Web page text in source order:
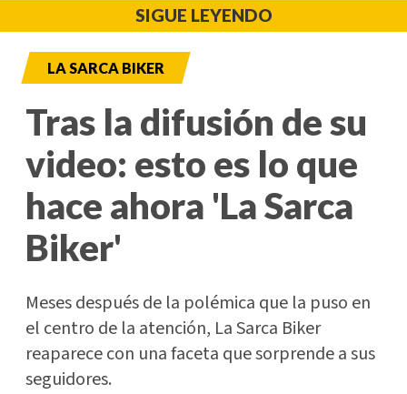
SIGUE LEYENDO
LA SARCA BIKER
Tras la difusión de su
video: esto es lo que
hace ahora 'La Sarca
Biker'
Meses después de la polémica que la puso en
el centro de la atención, La Sarca Biker
reaparece con una faceta que sorprende a sus
seguidores.